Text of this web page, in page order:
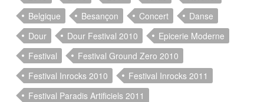
Belgique
Besançon Concert
Danse
Dour
Dour Festival 2010
Epicerie Moderne
Festival
Festival Ground Zero 2010
Festival Inrocks 2010
Festival Inrocks 2011
Festival Paradis Artificiels 2011